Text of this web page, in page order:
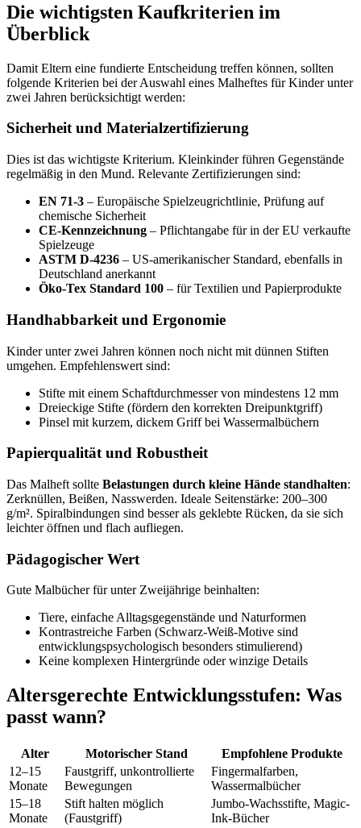
Die wichtigsten Kaufkriterien im
Überblick
Damit Eltern eine fundierte Entscheidung treffen können, sollten
folgende Kriterien bei der Auswahl eines Malheftes für Kinder unter
zwei Jahren berücksichtigt werden:
Sicherheit und Materialzertifizierung
Dies ist das wichtigste Kriterium. Kleinkinder führen Gegenstände
regelmäßig in den Mund. Relevante Zertifizierungen sind:
EN 71-3 – Europäische Spielzeugrichtlinie, Prüfung auf
chemische Sicherheit
CE-Kennzeichnung – Pflichtangabe für in der EU verkaufte
Spielzeuge
ASTM D-4236 – US-amerikanischer Standard, ebenfalls in
Deutschland anerkannt
Öko-Tex Standard 100 – für Textilien und Papierprodukte
Handhabbarkeit und Ergonomie
Kinder unter zwei Jahren können noch nicht mit dünnen Stiften
umgehen. Empfehlenswert sind:
Stifte mit einem Schaftdurchmesser von mindestens 12 mm
Dreieckige Stifte (fördern den korrekten Dreipunktgriff)
Pinsel mit kurzem, dickem Griff bei Wassermalbüchern
Papierqualität und Robustheit
Das Malheft sollte Belastungen durch kleine Hände standhalten:
Zerknüllen, Beißen, Nasswerden. Ideale Seitenstärke: 200–300
g/m². Spiralbindungen sind besser als geklebte Rücken, da sie sich
leichter öffnen und flach aufliegen.
Pädagogischer Wert
Gute Malbücher für unter Zweijährige beinhalten:
Tiere, einfache Alltagsgegenstände und Naturformen
Kontrastreiche Farben (Schwarz-Weiß-Motive sind
entwicklungspsychologisch besonders stimulierend)
Keine komplexen Hintergründe oder winzige Details
Altersgerechte Entwicklungsstufen: Was
passt wann?
Alter Motorischer Stand
Empfohlene Produkte
12–15
Monate
Faustgriff, unkontrollierte
Bewegungen
Fingermalfarben,
Wassermalbücher
15–18
Monate
Stift halten möglich
(Faustgriff)
Jumbo-Wachsstifte, Magic-
Ink-Bücher